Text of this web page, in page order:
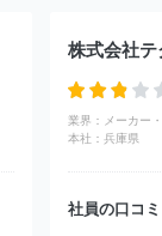
株式会社ジェイエイ
グリーホー
ェイ株式会社
社
パーソル
株式会社
業界：
本社： 兵庫県
社員の口コミ